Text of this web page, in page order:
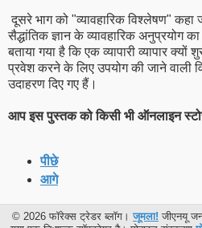
दूसरे भाग को "व्यावहारिक विश्लेषण" कहा
सैद्धांतिक ज्ञान के व्यावहारिक अनुप्रयोग
बताया गया है कि एक व्यापारी व्यापार
प्रवेश करने के लिए उपयोग की जाने वाली
उदाहरण दिए गए हैं।
आप इस पुस्तक को किसी भी ऑनलाइन
पीछे
आगे
© 2026 फॉरेक्स ट्रेडर ब्लॉग। जूमला! जीएनयू